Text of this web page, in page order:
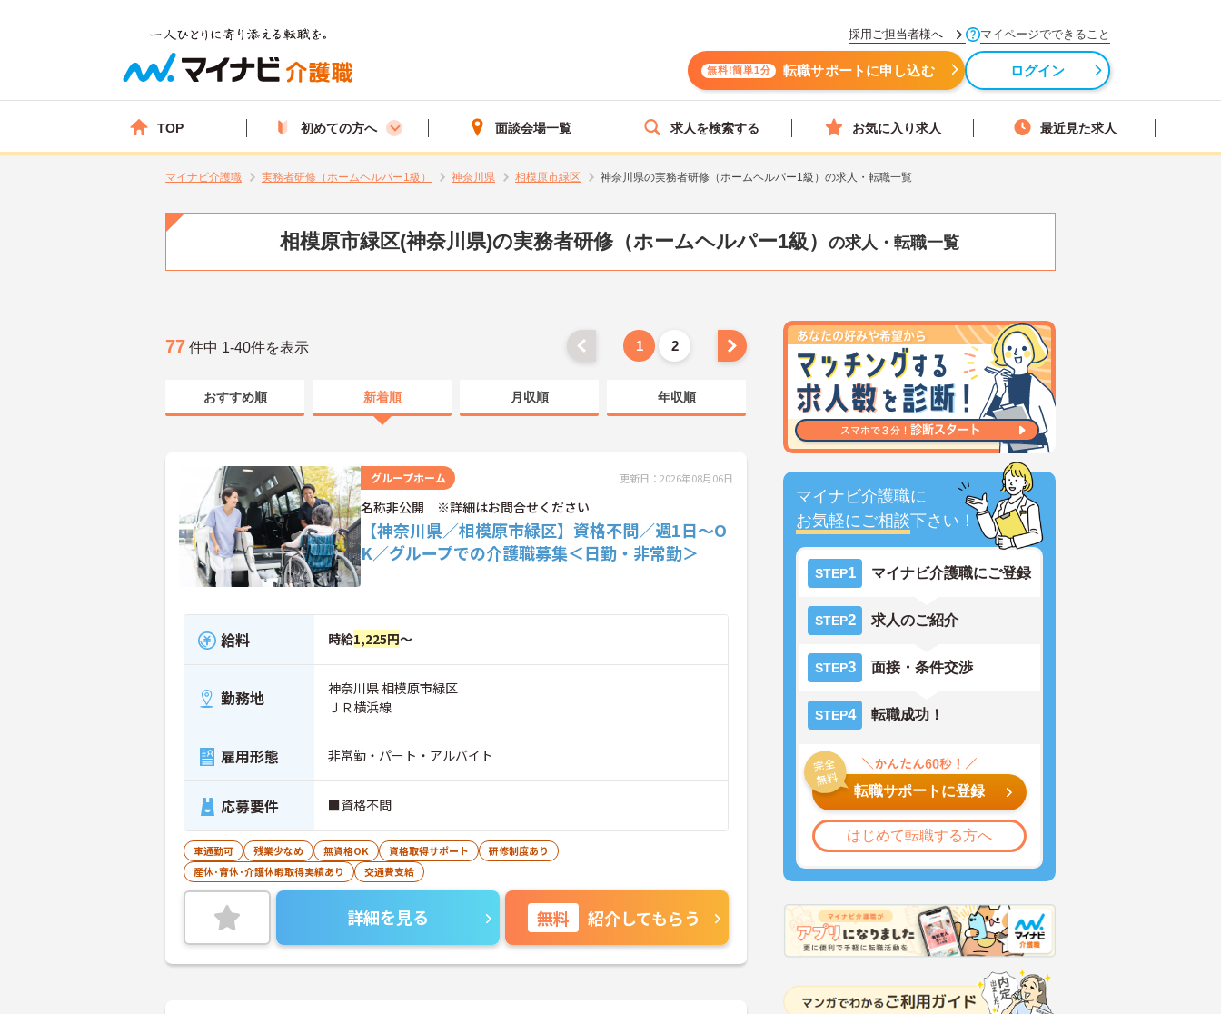
採用ご担当者様へ マイページでできること
無料!簡単1分 転職サポートに申し込む ログイン
TOP 初めての方へ 面談会場一覧 求人を検索する お気に入り求人 最近見た求人
マイナビ介護職 実務者研修（ホームヘルパー1級） 神奈川県 相模原市緑区 神奈川県の実務者研修（ホームヘルパー1級）の求人・転職一覧
相模原市緑区(神奈川県)の実務者研修（ホームヘルパー1級） の求人・転職一覧
マイナビ介護職に
お気軽にご相談下さい！
STEP1 マイナビ介護職にご登録
STEP2 求人のご紹介
STEP3 面接・条件交渉
STEP4 転職成功！
転職サポートに登録
はじめて転職する方へ
77 件中 1-40件を表示 1 2
おすすめ順 新着順 月収順 年収順
グループホーム 更新日：2026年08月06日
名称非公開 ※詳細はお問合せください
【神奈川県／相模原市緑区】資格不問／週1日～O
K／グループでの介護職募集＜日勤・非常勤＞
給料 時給1,225円～
勤務地
神奈川県 相模原市緑区
ＪＲ横浜線
雇用形態 非常勤・パート・アルバイト
応募要件 ■資格不問
車通勤可 残業少なめ 無資格OK 資格取得サポート
研修制度あり
産休･育休･介護休暇取得実績あり
交通費支給
詳細を見る 無料 紹介してもらう